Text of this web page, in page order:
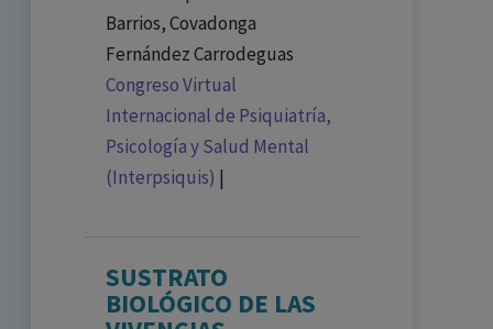
Barrios, Covadonga
Fernández Carrodeguas
Congreso Virtual
Internacional de Psiquiatría,
Psicología y Salud Mental
(Interpsiquis) |
SUSTRATO
BIOLÓGICO DE LAS